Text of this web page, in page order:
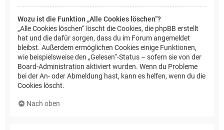
Wozu ist die Funktion „Alle Cookies löschen“?
„Alle Cookies löschen“ löscht die Cookies, die phpBB erstellt
hat und die dafür sorgen, dass du im Forum angemeldet
bleibst. Außerdem ermöglichen Cookies einige Funktionen,
wie beispielsweise den „Gelesen“-Status – sofern sie von der
Board-Administration aktiviert wurden. Wenn du Probleme
bei der An- oder Abmeldung hast, kann es helfen, wenn du die
Cookies löscht.
Nach oben